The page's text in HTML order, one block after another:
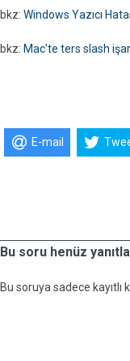
bkz: Windows Yazıcı
bkz: Mac'te ters slash
E-mail
Bu soru henüz
Bu soruya sadece kayıtlı